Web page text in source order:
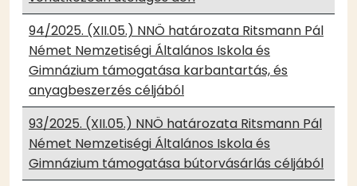
94/2025. (XII.05.) NNÖ határozata Ritsmann Pál
Német Nemzetiségi Általános Iskola és
Gimnázium támogatása karbantartás, és
anyagbeszerzés céljából
93/2025. (XII.05.) NNÖ határozata Ritsmann Pál
Német Nemzetiségi Általános Iskola és
Gimnázium támogatása bútorvásárlás céljából